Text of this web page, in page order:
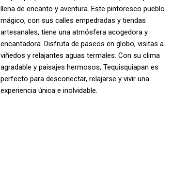
llena de encanto y aventura. Este pintoresco pueblo
mágico, con sus calles empedradas y tiendas
artesanales, tiene una atmósfera acogedora y
encantadora. Disfruta de paseos en globo, visitas a
viñedos y relajantes aguas termales. Con su clima
agradable y paisajes hermosos, Tequisquiapan es
perfecto para desconectar, relajarse y vivir una
experiencia única e inolvidable.